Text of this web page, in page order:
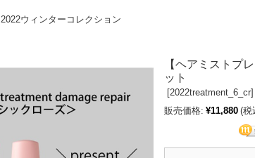
2022ウィンターコレクション
【ヘアミストプ
ット
[2022treatment_6_cr]
販売価格: ¥11,880 (税